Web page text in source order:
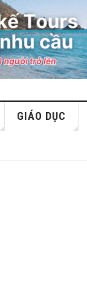
GIÁO DỤC